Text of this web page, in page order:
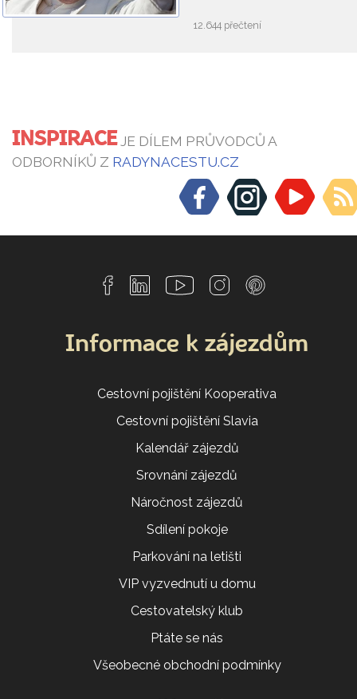
12.644 přečtení
INSPIRACEJE DÍLEM PRŮVODCŮ A
ODBORNÍKŮ Z RADYNACESTU.CZ
Informace k zájezdům
Cestovní pojištění Kooperativa
Cestovní pojištění Slavia
Kalendář zájezdů
Srovnání zájezdů
Náročnost zájezdů
Sdílení pokoje
Parkování na letišti
VIP vyzvednutí u domu
Cestovatelský klub
Ptáte se nás
Všeobecné obchodní podmínky